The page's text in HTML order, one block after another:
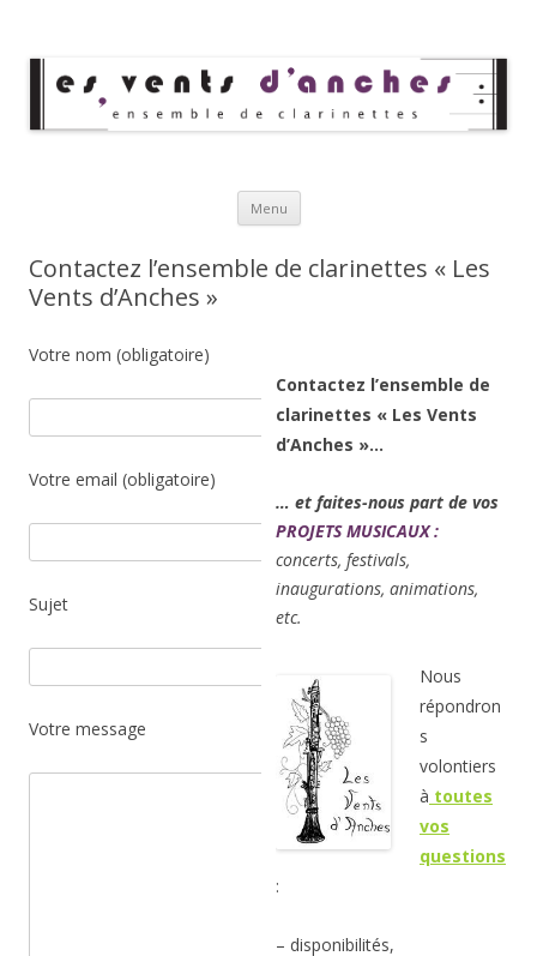
Menu Aller au contenu principal
Contactez l’ensemble de clarinettes « Les
Vents d’Anches »
Votre nom (obligatoire)
Votre email (obligatoire)
Sujet
Votre message
Contactez l’ensemble de
clarinettes « Les Vents
d’Anches »…
… et faites-nous part de vos
PROJETS MUSICAUX :
concerts, festivals,
inaugurations, animations,
etc.
Nous
répondron
s
volontiers
à toutes
vos
questions
:
– disponibilités,